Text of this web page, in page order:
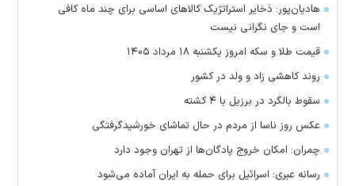
هادیان‌پور: ذخایر استراتژیک کالا‌های اساسی برای چند ماه کافی
است و جای نگرانی نیست
قیمت طلا و سکه امروز یکشنبه ۱۸ مرداد ۱۴۰۵
روند کاهشی زاد و ولد در کشور
سقوط بالگرد در برزیل با ۴ کشته
عکس روز ناسا از مردم در حال تماشای خورشیدگرفتگی
چمران: امکان خروج پادگان‌ها از تهران وجود دارد
رسانه عبری: اسرائیل برای حمله به ایران آماده می‌شود